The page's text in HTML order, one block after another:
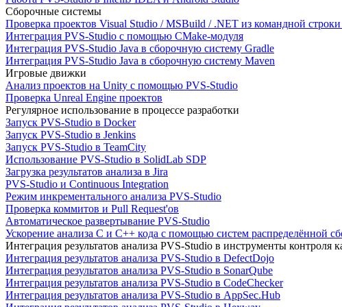
Сборочные системы
Проверка проектов Visual Studio / MSBuild / .NET из командной
Интеграция PVS-Studio с помощью CMake-модуля
Интеграция PVS-Studio Java в сборочную систему Gradle
Интеграция PVS-Studio Java в сборочную систему Maven
Игровые движки
Анализ проектов на Unity с помощью PVS-Studio
Проверка Unreal Engine проектов
Регулярное использование в процессе разработки
Запуск PVS-Studio в Docker
Запуск PVS-Studio в Jenkins
Запуск PVS-Studio в TeamCity
Использование PVS-Studio в SolidLab SDP
Загрузка результатов анализа в Jira
PVS-Studio и Continuous Integration
Режим инкрементального анализа PVS-Studio
Проверка коммитов и Pull Request'ов
Автоматическое развертывание PVS-Studio
Ускорение анализа C и C++ кода с помощью систем распределённой
Интеграция результатов анализа PVS-Studio в инструменты контроля
Интеграция результатов анализа PVS-Studio в DefectDojo
Интеграция результатов анализа PVS-Studio в SonarQube
Интеграция результатов анализа PVS-Studio в CodeChecker
Интеграция результатов анализа PVS-Studio в AppSec.Hub